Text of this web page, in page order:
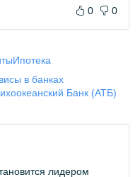
0 0
Ипотека
в банках
Банк (АТБ)
лидером